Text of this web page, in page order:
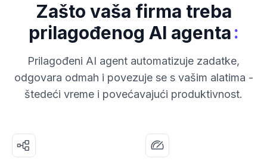
Zašto vaša firma treba
prilagođenog AI agenta:
Prilagođeni AI agent automatizuje zadatke,
odgovara odmah i povezuje se s vašim alatima -
štedeći vreme i povećavajući produktivnost.